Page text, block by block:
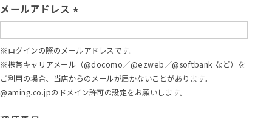
メールアドレス
(
必
須
)
※ログインの際のメールアドレスです。
※携帯キャリアメール（@docomo／@ezweb／@softbank など）を
ご利用の場合、当店からのメールが届かないことがあります。
@aming.co.jpのドメイン許可の設定をお願いします。